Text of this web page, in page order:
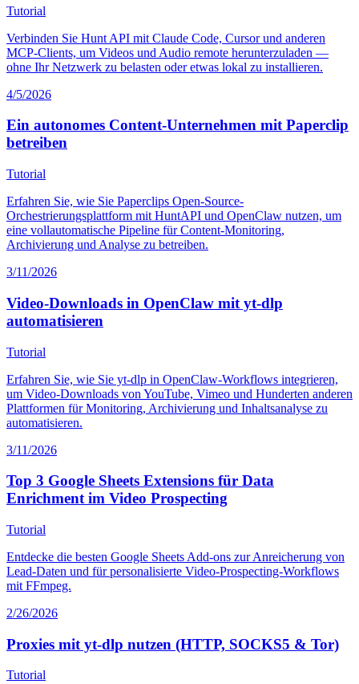
Tutorial
Verbinden Sie Hunt API mit Claude Code, Cursor und anderen
MCP-Clients, um Videos und Audio remote herunterzuladen —
ohne Ihr Netzwerk zu belasten oder etwas lokal zu installieren.
4/5/2026
Ein autonomes Content-Unternehmen mit Paperclip
betreiben
Tutorial
Erfahren Sie, wie Sie Paperclips Open-Source-
Orchestrierungsplattform mit HuntAPI und OpenClaw nutzen, um
eine vollautomatische Pipeline für Content-Monitoring,
Archivierung und Analyse zu betreiben.
3/11/2026
Video-Downloads in OpenClaw mit yt-dlp
automatisieren
Tutorial
Erfahren Sie, wie Sie yt-dlp in OpenClaw-Workflows integrieren,
um Video-Downloads von YouTube, Vimeo und Hunderten anderen
Plattformen für Monitoring, Archivierung und Inhaltsanalyse zu
automatisieren.
3/11/2026
Top 3 Google Sheets Extensions für Data
Enrichment im Video Prospecting
Tutorial
Entdecke die besten Google Sheets Add-ons zur Anreicherung von
Lead-Daten und für personalisierte Video-Prospecting-Workflows
mit FFmpeg.
2/26/2026
Proxies mit yt-dlp nutzen (HTTP, SOCKS5 & Tor)
Tutorial